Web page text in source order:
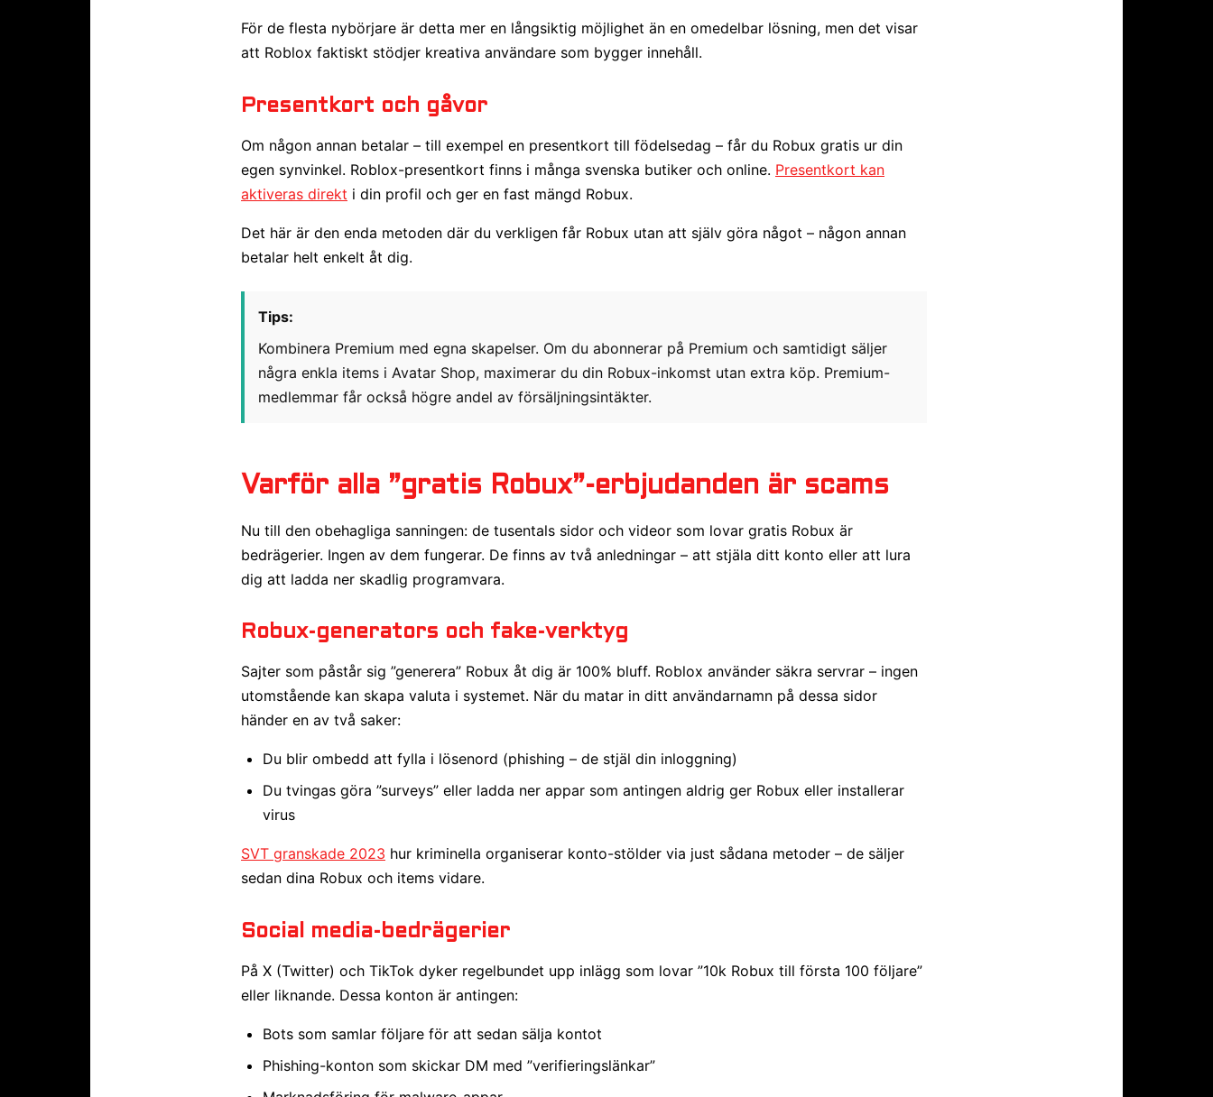
För de flesta nybörjare är detta mer en långsiktig möjlighet än en omedelbar lösning, men det visar
att Roblox faktiskt stödjer kreativa användare som bygger innehåll.
Presentkort och gåvor
Om någon annan betalar – till exempel en presentkort till födelsedag – får du Robux gratis ur din
egen synvinkel. Roblox-presentkort finns i många svenska butiker och online. Presentkort kan
aktiveras direkt i din profil och ger en fast mängd Robux.
Det här är den enda metoden där du verkligen får Robux utan att själv göra något – någon annan
betalar helt enkelt åt dig.
Tips:
Kombinera Premium med egna skapelser. Om du abonnerar på Premium och samtidigt säljer
några enkla items i Avatar Shop, maximerar du din Robux-inkomst utan extra köp. Premium-
medlemmar får också högre andel av försäljningsintäkter.
Varför alla ”gratis Robux”-erbjudanden är scams
Nu till den obehagliga sanningen: de tusentals sidor och videor som lovar gratis Robux är
bedrägerier. Ingen av dem fungerar. De finns av två anledningar – att stjäla ditt konto eller att lura
dig att ladda ner skadlig programvara.
Robux-generators och fake-verktyg
Sajter som påstår sig ”generera” Robux åt dig är 100% bluff. Roblox använder säkra servrar – ingen
utomstående kan skapa valuta i systemet. När du matar in ditt användarnamn på dessa sidor
händer en av två saker:
Du blir ombedd att fylla i lösenord (phishing – de stjäl din inloggning)
Du tvingas göra ”surveys” eller ladda ner appar som antingen aldrig ger Robux eller installerar
virus
SVT granskade 2023 hur kriminella organiserar konto-stölder via just sådana metoder – de säljer
sedan dina Robux och items vidare.
Social media-bedrägerier
På X (Twitter) och TikTok dyker regelbundet upp inlägg som lovar ”10k Robux till första 100 följare”
eller liknande. Dessa konton är antingen:
Bots som samlar följare för att sedan sälja kontot
Phishing-konton som skickar DM med ”verifieringslänkar”